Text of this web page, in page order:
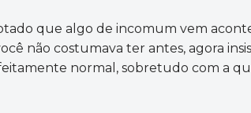
que algo de incomum vem
não costumava ter antes, agora
normal, sobretudo com a